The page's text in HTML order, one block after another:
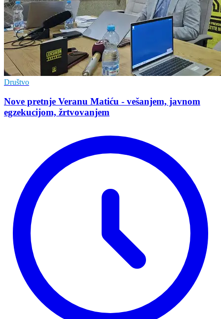
Društvo
Nove pretnje Veranu Matiću - vešanjem, javnom
egzekucijom, žrtvovanjem